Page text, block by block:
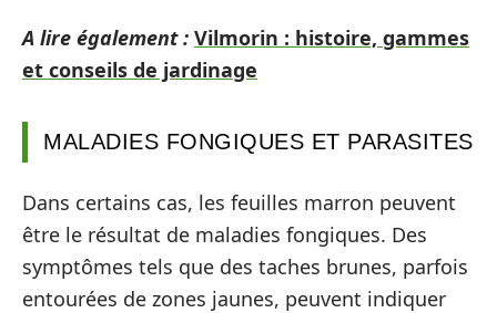
A lire également : Vilmorin : histoire, gammes
et conseils de jardinage
MALADIES FONGIQUES ET PARASITES
Dans certains cas, les feuilles marron peuvent
être le résultat de maladies fongiques. Des
symptômes tels que des taches brunes, parfois
entourées de zones jaunes, peuvent indiquer